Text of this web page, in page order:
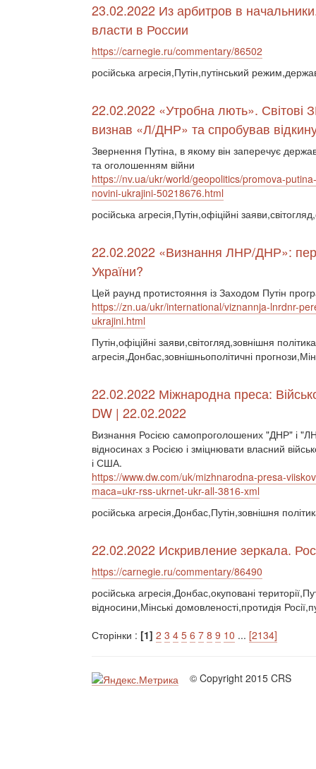
23.02.2022 Из арбитров в
власти в России
https://carnegie.ru/commentary/86502
російська агресія,Путін,путінський
22.02.2022 «Утробна лють». Світові
визнав «Л/ДНР» та спробував
Звернення Путіна, в якому він заперечує
та оголошенням війни
https://nv.ua/ukr/world/geopolitics/promova-
novini-ukrajini-50218676.html
російська агресія,Путін,офіційні
22.02.2022 «Визнання ЛНР/ДНР»:
України?
Цей раунд протистояння із Заходом Путін
https://zn.ua/ukr/international/viznannja-lnrdnr-
ukrajini.html
Путін,офіційні заяви,світогляд,зовнішня
агресія,Донбас,зовнішньополітичні
22.02.2022 Міжнародна преса:
DW | 22.02.2022
Визнання Росією самопроголошених "ДНР" і
відносинах з Росією і зміцнювати власний
і США.
https://www.dw.com/uk/mizhnarodna-presa-
maca=ukr-rss-ukrnet-ukr-all-3816-xml
російська агресія,Донбас,Путін,зовнішня
22.02.2022 Искривление зеркала.
https://carnegie.ru/commentary/86490
російська агресія,Донбас,окуповані
відносини,Мінські домовленості,протидія
Сторінки : [1] 2 3 4 5 6 7 8 9 10 ... [2134]
© Copyright 2015 CRS